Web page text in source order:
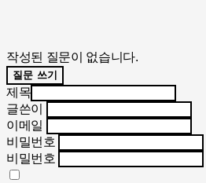
작성된 질문이 없습니다.
질문 쓰기
제목
글쓴이
이메일
비밀번호
비밀번호